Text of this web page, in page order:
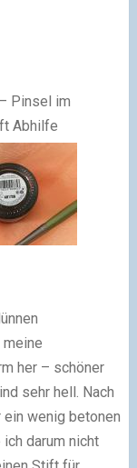
Pinsel im
Abhilfe
her – schöner
sehr hell. Nach
wenig betonen
darum nicht